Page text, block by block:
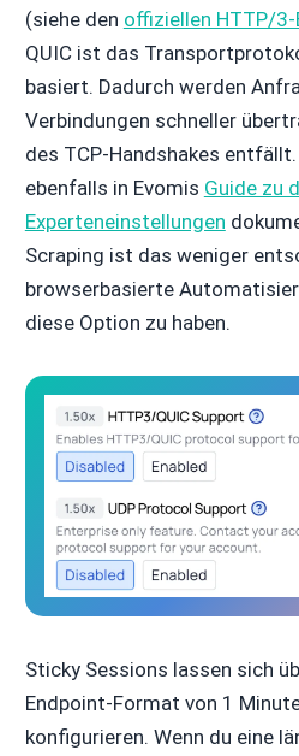
(siehe den offiziellen HTTP/
QUIC ist das
basiert. Dadurch werden
Verbindungen schneller
des TCP-Handshakes
ebenfalls in Evomis Guide zu
Experteneinstellungen
Scraping ist das weniger
browserbasierte
diese Option zu haben.
Sticky Sessions lassen sich
Endpoint-Format von 1
konfigurieren. Wenn du eine